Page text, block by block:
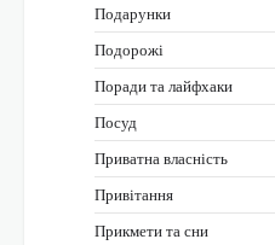
Подарунки
Подорожі
Поради та лайфхаки
Посуд
Приватна власність
Привітання
Прикмети та сни